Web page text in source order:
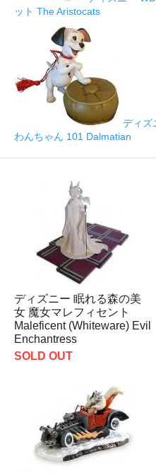
ット The Aristocats
ディズ
わんちゃん 101 Dalmatian
ディズニー 眠れる森の美
女 魔女マレフィセント
Maleficent (Whiteware) Evil
Enchantress
SOLD OUT